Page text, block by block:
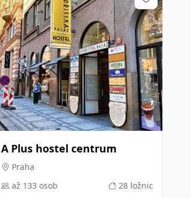
A Plus hostel centrum
Praha
až 133 osob
28 ložnic